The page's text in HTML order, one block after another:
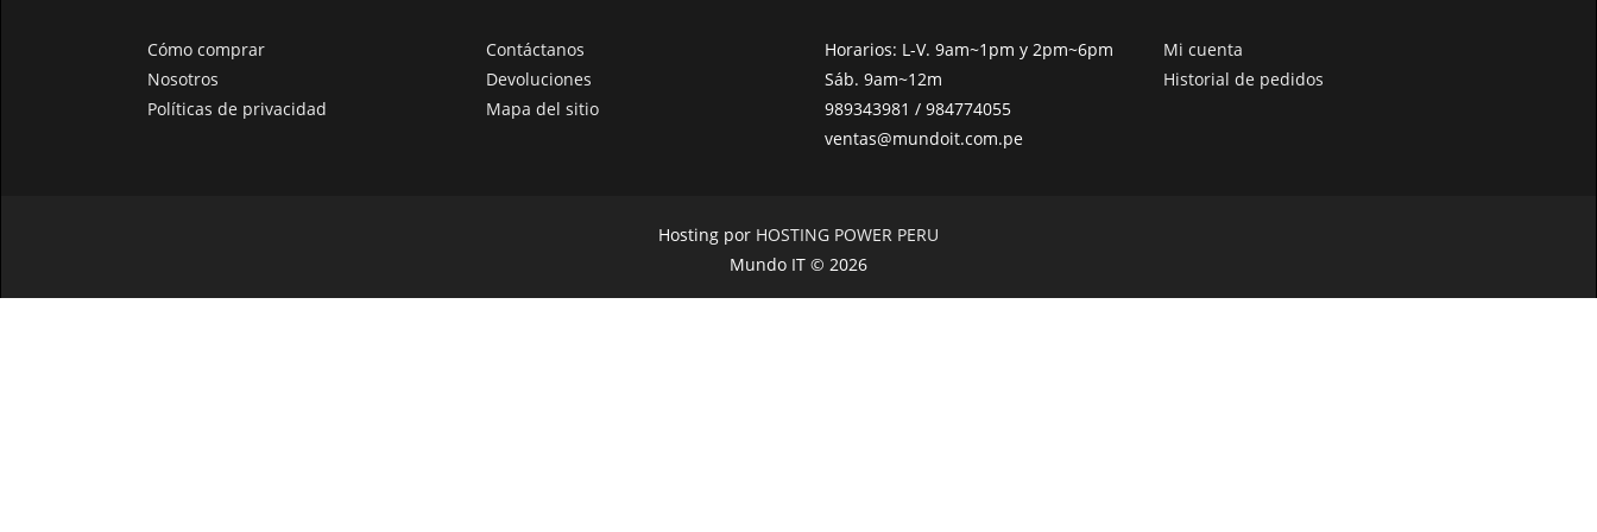
Cómo comprar
Nosotros
Políticas de privacidad
Contáctanos
Devoluciones
Mapa del sitio
Horarios: L-V. 9am~1pm y 2pm~6pm
Sáb. 9am~12m
989343981 / 984774055
ventas@mundoit.com.pe
Mi cuenta
Historial de pedidos
Hosting por HOSTING POWER PERU
Mundo IT © 2026